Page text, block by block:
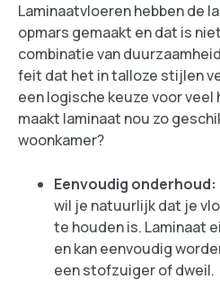
Laminaatvloeren hebben de
opmars gemaakt en dat is
combinatie van
feit dat het in talloze stijlen
een logische keuze voor
maakt laminaat nou zo
woonkamer?
Eenvoudig onderhoud:
wil je natuurlijk dat je
te houden is. Laminaat
en kan eenvoudig
een stofzuiger of dweil.